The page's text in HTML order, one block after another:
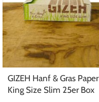
GIZEH Hanf & Gras Paper
King Size Slim 25er Box